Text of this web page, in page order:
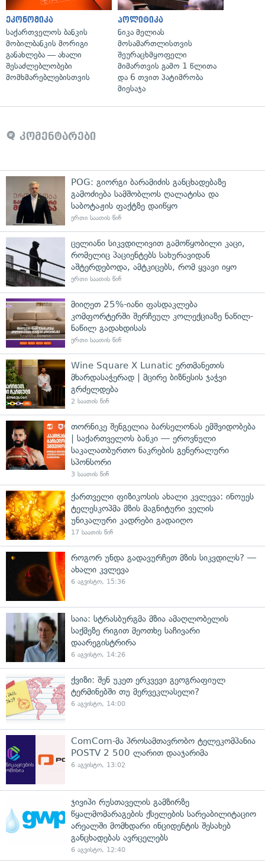
ეკონომიკა
საქართველოს ბანკის
მობილბანკის მორიგი
განახლება — ახალი
შესაძლებლობები
მომხმარებლებისთვის
პოლიტიკა
ნიკა მელიას
მოსამართლისთვის
შეურაცხმყოფელი
მიმართვის გამო 1 წლითა
და 6 თვით პატიმრობა
მიესაჯა
კომენტარები
POG: გიორგი ბარამიძის განცხადებაზე
გამოძიება სამშობლოს ღალატისა და
საბოტაჟის ფაქტზე დაიწყო
ერთი საათის წინ
ცელიანი სიკვდილივით გამოწყობილი კაცი,
რომელიც პაციენტებს სახურავიდან
აშტერდებოდა, ამტკიცებს, რომ ყვავი იყო
ერთი საათის წინ
მიიღეთ 25%-იანი ფასდაკლება
კომფორტერში შერჩეულ კოლექციაზე ნაწილ-
ნაწილ გადახდისას
ერთი საათის წინ
Wine Square X Lunatic ერთმანეთის
მხარდასაჭერად | მცირე ბიზნესის ჯაჭვი
გრძელდება
2 საათის წინ
თორნიკე შენგელია ბარსელონას ემშვიდობება
| საქართველოს ბანკი — ეროვნული
საკალათბურთო ნაკრების გენერალური
სპონსორი
3 საათის წინ
ქართველი ფიზიკოსის ახალი კვლევა: ინოუეს
ტელესკოპმა მზის მაგნიტური ველის
უნიკალური კადრები გადაიღო
17 საათის წინ
როგორ უნდა გადავურჩეთ მზის სიკვდილს? —
ახალი კვლევა
6 აგვისტო, 15:36
საია: სტრასბურგმა მზია ამაღლობელის
საქმეზე რიგით მეოთხე საჩივარი
დაარეგისტრირა
6 აგვისტო, 14:26
ქვიზი: შენ უკეთ ერკვევი გეოგრაფიულ
ტერმინებში თუ მერვეკლასელი?
6 აგვისტო, 14:00
ComCom-მა პროსამთავრობო ტელეკომპანია
POSTV 2 500 ლარით დააჯარიმა
6 აგვისტო, 13:02
ჯივიპი რუსთაველის გამზირზე
წყალმომარაგების ქსელების სარეაბილიტაციო
არეალში მომხდარი ინციდენტის შესახებ
განცხადებას ავრცელებს
6 აგვისტო, 12:40